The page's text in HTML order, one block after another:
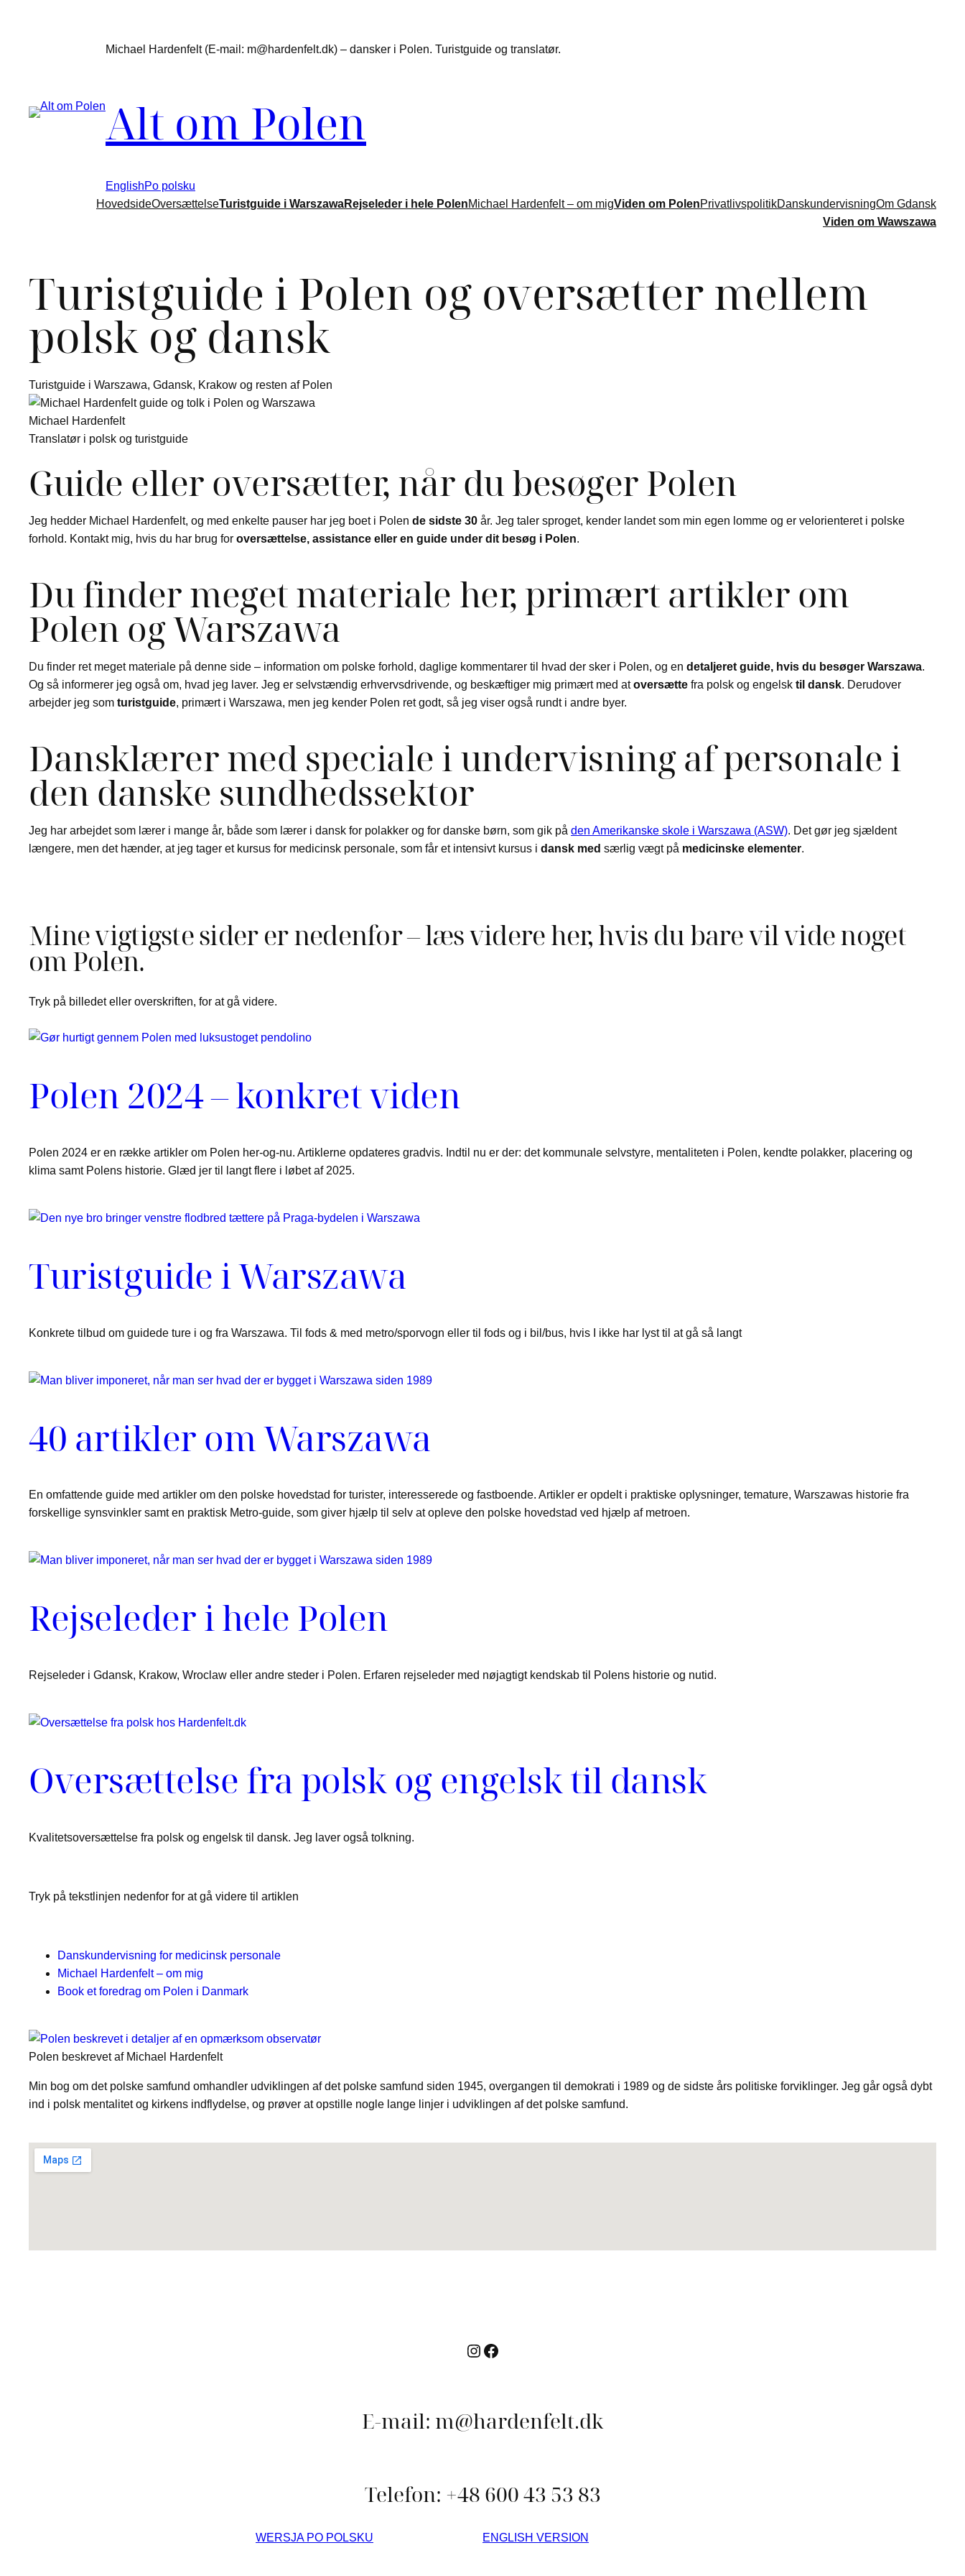
Michael Hardenfelt (E-mail: m@hardenfelt.dk) – dansker i Polen. Turistguide og translatør.
Alt om Polen
EnglishPo polsku
HovedsideOversættelseTuristguide i WarszawaRejseleder i hele PolenMichael Hardenfelt – om migViden om PolenPrivatlivspolitikDanskundervisningOm Gdansk
Viden om Wawszawa
Turistguide i Polen og oversætter mellem
polsk og dansk
Turistguide i Warszawa, Gdansk, Krakow og resten af Polen
Michael Hardenfelt
Translatør i polsk og turistguide
Guide eller oversætter, når du besøger Polen
Jeg hedder Michael Hardenfelt, og med enkelte pauser har jeg boet i Polen de sidste 30 år. Jeg taler sproget, kender landet som min egen lomme og er velorienteret i polske
forhold. Kontakt mig, hvis du har brug for oversættelse, assistance eller en guide under dit besøg i Polen.
Du finder meget materiale her, primært artikler om
Polen og Warszawa
Du finder ret meget materiale på denne side – information om polske forhold, daglige kommentarer til hvad der sker i Polen, og en detaljeret guide, hvis du besøger Warszawa.
Og så informerer jeg også om, hvad jeg laver. Jeg er selvstændig erhvervsdrivende, og beskæftiger mig primært med atoversætte fra polsk og engelsk til dansk. Derudover
arbejder jeg som turistguide, primært i Warszawa, men jeg kender Polen ret godt, så jeg viser også rundt i andre byer.
Dansklærer med speciale i undervisning af personale i
den danske sundhedssektor
Jeg har arbejdet som lærer i mange år, både som lærer i dansk for polakker og for danske børn, som gik på den Amerikanske skole i Warszawa (ASW). Det gør jeg sjældent
længere, men det hænder, at jeg tager et kursus for medicinsk personale, som får et intensivt kursus i dansk med særlig vægt på medicinske elementer.
Mine vigtigste sider er nedenfor – læs videre her, hvis du bare vil vide noget
om Polen.
Tryk på billedet eller overskriften, for at gå videre.
Polen 2024 – konkret viden
Polen 2024 er en række artikler om Polen her-og-nu. Artiklerne opdateres gradvis. Indtil nu er der: det kommunale selvstyre, mentaliteten i Polen, kendte polakker, placering og
klima samt Polens historie. Glæd jer til langt flere i løbet af 2025.
Turistguide i Warszawa
Konkrete tilbud om guidede ture i og fra Warszawa. Til fods & med metro/sporvogn eller til fods og i bil/bus, hvis I ikke har lyst til at gå så langt
40 artikler om Warszawa
En omfattende guide med artikler om den polske hovedstad for turister, interesserede og fastboende. Artikler er opdelt i praktiske oplysninger, temature, Warszawas historie fra
forskellige synsvinkler samt en praktisk Metro-guide, som giver hjælp til selv at opleve den polske hovedstad ved hjælp af metroen.
Rejseleder i hele Polen
Rejseleder i Gdansk, Krakow, Wroclaw eller andre steder i Polen. Erfaren rejseleder med nøjagtigt kendskab til Polens historie og nutid.
Oversættelse fra polsk og engelsk til dansk
Kvalitetsoversættelse fra polsk og engelsk til dansk. Jeg laver også tolkning.
Tryk på tekstlinjen nedenfor for at gå videre til artiklen
Danskundervisning for medicinsk personale
Michael Hardenfelt – om mig
Book et foredrag om Polen i Danmark
Polen beskrevet af Michael Hardenfelt
Min bog om det polske samfund omhandler udviklingen af det polske samfund siden 1945, overgangen til demokrati i 1989 og de sidste års politiske forviklinger. Jeg går også dybt
ind i polsk mentalitet og kirkens indflydelse, og prøver at opstille nogle lange linjer i udviklingen af det polske samfund.
E-mail: m@hardenfelt.dk
Telefon: +48 600 43 53 83
WERSJA PO POLSKU ENGLISH VERSION